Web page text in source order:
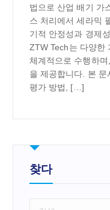
법으로 산업 배기 가
스 처리에서 세라믹
기적 안정성과 경제
ZTW Tech는 다양한
체계적으로 수행하
을 제공합니다. 본
평가 방법, […]
찾다